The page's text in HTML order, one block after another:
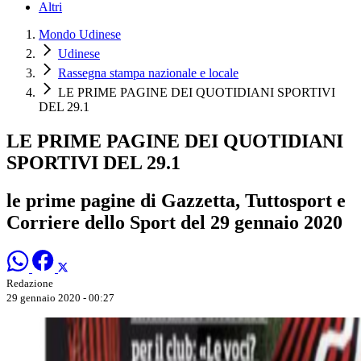
Altri
Mondo Udinese
Udinese
Rassegna stampa nazionale e locale
LE PRIME PAGINE DEI QUOTIDIANI SPORTIVI
DEL 29.1
LE PRIME PAGINE DEI QUOTIDIANI
SPORTIVI DEL 29.1
le prime pagine di Gazzetta, Tuttosport e
Corriere dello Sport del 29 gennaio 2020
Redazione
29 gennaio 2020 - 00:27